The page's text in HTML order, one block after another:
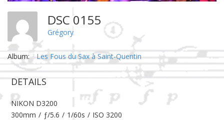
DSC 0155
Grégory
Album: Les Fous du Sax à Saint-Quentin
DETAILS
NIKON D3200
300mm / ƒ/5.6 / 1/60s / ISO 3200